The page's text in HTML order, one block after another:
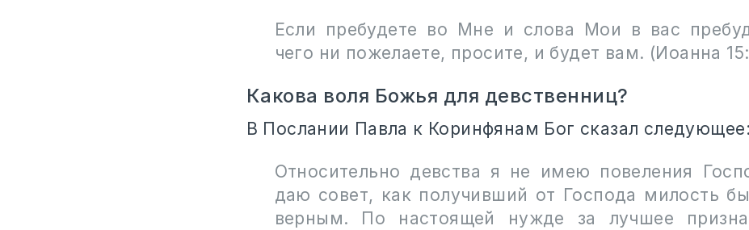
Если пребудете во Мне и слова Мои в вас
чего ни пожелаете, просите, и будет вам. (Иоанна
Какова воля Божья для девственниц?
В Послании Павла к Коринфянам Бог сказал следующее:
Относительно девства я не имею повеления
даю совет, как получивший от Господа милость
верным. По настоящей нужде за лучшее